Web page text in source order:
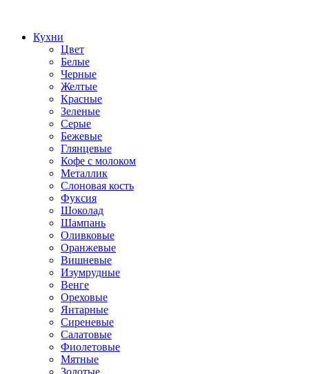
Кухни
Цвет
Белые
Черные
Желтые
Красные
Зеленые
Серые
Бежевые
Глянцевые
Кофе с молоком
Металлик
Слоновая кость
Фуксия
Шоколад
Шампань
Оливковые
Оранжевые
Вишневые
Изумрудные
Венге
Ореховые
Янтарные
Сиреневые
Салатовые
Фиолетовые
Мятные
Золотые